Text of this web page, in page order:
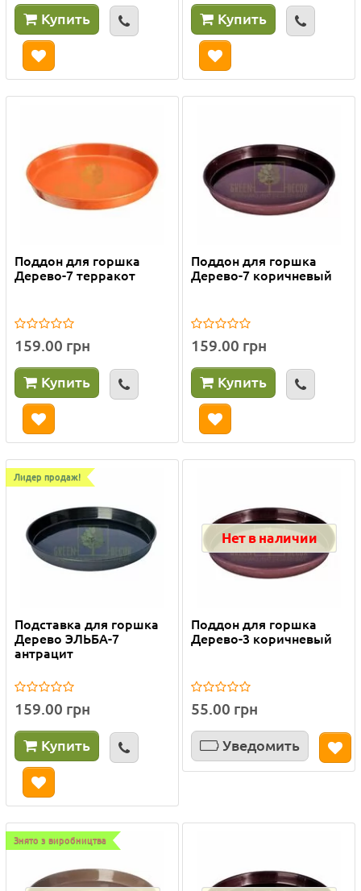
Купить Купить
Поддон для горшка
Дерево-7 терракот
159.00 грн
Купить
Поддон для горшка
Дерево-7 коричневый
159.00 грн
Купить
Лидер продаж!
Подставка для горшка
Дерево ЭЛЬБА-7
антрацит
159.00 грн
Купить
Нет в наличии
Поддон для горшка
Дерево-3 коричневый
55.00 грн
Уведомить
Знято з виробництва